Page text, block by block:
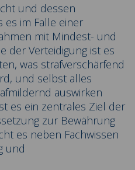
und dessen
es im Falle einer
mit Mindest- und
der Verteidigung ist es
was strafverschärfend
und selbst alles
auswirken
es ein zentrales Ziel der
zur Bewährung
es neben Fachwissen
und